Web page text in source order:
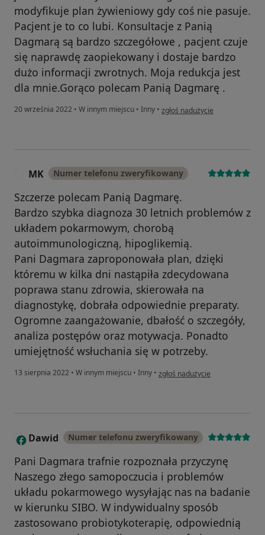
modyfikuje plan żywieniowy gdy coś nie pasuje.
Pacjent je to co lubi. Konsultacje z Panią
Dagmarą są bardzo szczegółowe , pacjent czuje
się naprawdę zaopiekowany i dostaje bardzo
dużo informacji zwrotnych. Moja redukcja jest
dla mnie.Gorąco polecam Panią Dagmarę .
20 września 2022 • W innym miejscu • Inny • w opinii użytkownika Edyta F.
zgłoś nadużycie
MK Numer telefonu zweryfikowany
Szczerze polecam Panią Dagmarę.
Bardzo szybka diagnoza 30 letnich problemów z
układem pokarmowym, chorobą
autoimmunologiczną, hipoglikemią.
Pani Dagmara zaproponowała plan, dzięki
któremu w kilka dni nastąpiła zdecydowana
poprawa stanu zdrowia, skierowała na
diagnostykę, dobrała odpowiednie preparaty.
Ogromne zaangażowanie, dbałość o szczegóły,
analiza postępów oraz motywacja. Ponadto
umiejętność wsłuchania się w potrzeby.
13 sierpnia 2022 • W innym miejscu • Inny • w opinii użytkownika MK
zgłoś nadużycie
D Dawid Numer telefonu zweryfikowany
Pani Dagmara trafnie rozpoznała przyczynę
Naszego złego samopoczucia i problemów
układu pokarmowego wysyłając nas na badanie
w kierunku SIBO. W indywidualny sposób
zastosowano probiotykoterapię, odpowiednią